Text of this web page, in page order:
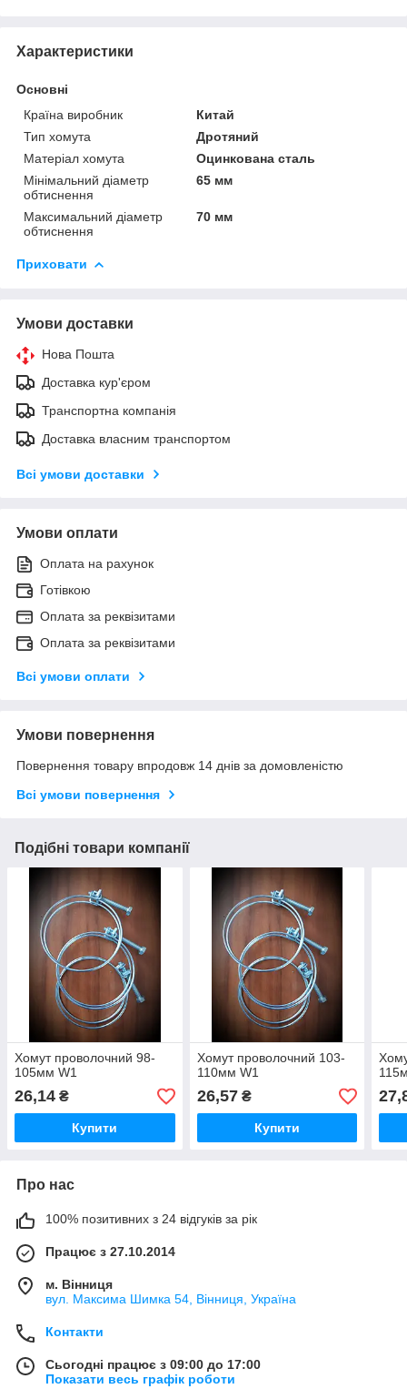
Характеристики
Основні
Країна виробник
Китай
Тип хомута
Дротяний
Матеріал хомута
Оцинкована сталь
Мінімальний діаметр
обтиснення
65 мм
Максимальний діаметр
обтиснення
70 мм
Приховати
Умови доставки
Нова Пошта
Доставка кур'єром
Транспортна компанія
Доставка власним транспортом
Всі умови доставки
Умови оплати
Оплата на рахунок
Готівкою
Оплата за реквізитами
Оплата за реквізитами
Всі умови оплати
Умови повернення
Повернення товару впродовж 14 днів за домовленістю
Всі умови повернення
Подібні товари компанії
Хомут проволочний 98-
105мм W1
26,14 ₴
Купити
Хомут проволочний 103-
110мм W1
26,57₴
Купити
Про нас
100% позитивних з 24 відгуків за рік
Працює з 27.10.2014
м. Вінниця
вул. Максима Шимка 54, Вінниця, Україна
Контакти
Сьогодні працює з 09:00 до 17:00
Показати весь графік роботи